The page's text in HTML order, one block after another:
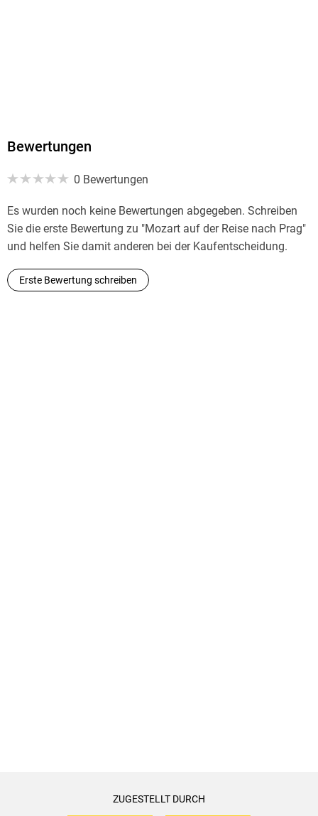
Hörbuch
4056198085882
Bewertungen
0 Bewertungen
Es wurden noch keine Bewertungen abgegeben. Schreiben
Sie die erste Bewertung zu "Mozart auf der Reise nach Prag"
und helfen Sie damit anderen bei der Kaufentscheidung.
Erste Bewertung schreiben
ZUGESTELLT DURCH